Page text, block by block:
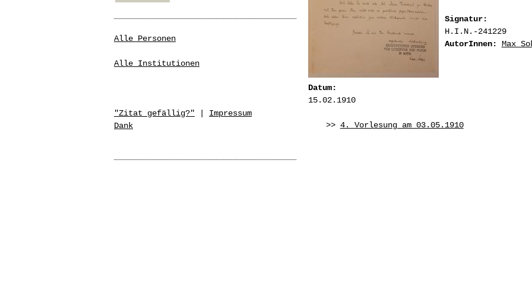
Signatur:
H.I.N.-241229
AutorInnen: Max
Datum:
15.02.1910
>> 4. Vorlesung am 03.05.1910
Alle Personen
Alle Institutionen
"Zitat gefällig?"
Impressum
Dank